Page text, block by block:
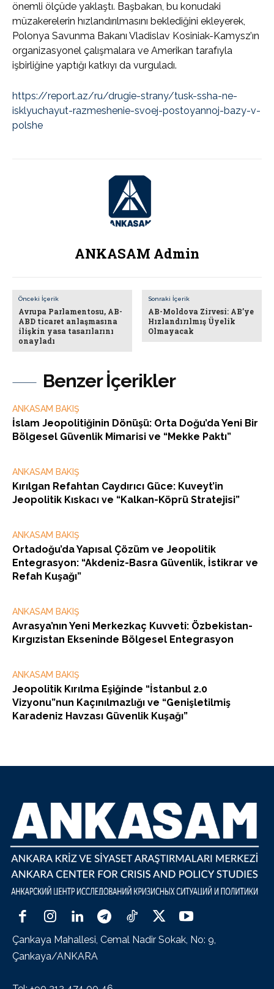
Benzer İçerikler
ANKASAM BAKIŞ
İslam Jeopolitiğinin Dönüşü: Orta Doğu’da Yeni Bir
Bölgesel Güvenlik Mimarisi ve “Mekke Paktı”
ANKASAM BAKIŞ
Kırılgan Refahtan Caydırıcı Güce: Kuveyt’in
Jeopolitik Kıskacı ve “Kalkan-Köprü Stratejisi”
ANKASAM BAKIŞ
Ortadoğu’da Yapısal Çözüm ve Jeopolitik
Entegrasyon: “Akdeniz-Basra Güvenlik, İstikrar ve
Refah Kuşağı”
ANKASAM BAKIŞ
Avrasya’nın Yeni Merkezkaç Kuvveti: Özbekistan-
Kırgızistan Ekseninde Bölgesel Entegrasyon
ANKASAM BAKIŞ
Jeopolitik Kırılma Eşiğinde “İstanbul 2.0
Vizyonu”nun Kaçınılmazlığı ve “Genişletilmiş
Karadeniz Havzası Güvenlik Kuşağı”
önemli ölçüde yaklaştı. Başbakan, bu konudaki
müzakerelerin hızlandırılmasını beklediğini ekleyerek,
Polonya Savunma Bakanı Vladislav Kosiniak-Kamysz’ın
organizasyonel çalışmalara ve Amerikan tarafıyla
işbirliğine yaptığı katkıyı da vurguladı.
https://report.az/ru/drugie-strany/tusk-ssha-ne-
isklyuchayut-razmeshenie-svoej-postoyannoj-bazy-v-
polshe
ANKASAM Admin
Önceki İçerik
Avrupa Parlamentosu, AB-
ABD ticaret anlaşmasına
ilişkin yasa tasarılarını
onayladı
Sonraki İçerik
AB-Moldova Zirvesi: AB’ye
Hızlandırılmış Üyelik
Olmayacak
Çankaya Mahallesi, Cemal Nadir Sokak, No: 9,
Çankaya/ANKARA